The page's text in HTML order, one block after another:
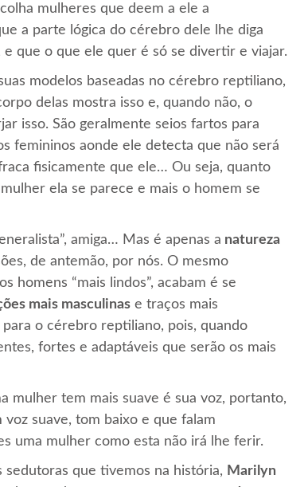
mulheres que deem a ele a
a parte lógica do cérebro dele lhe diga
que o que ele quer é só se divertir e viajar.
modelos baseadas no cérebro reptiliano,
delas mostra isso e, quando não, o
isso. São geralmente seios fartos para
femininos aonde ele detecta que não será
fisicamente que ele… Ou seja, quanto
ela se parece e mais o homem se
amiga… Mas é apenas a natureza
de antemão, por nós. O mesmo
homens “mais lindos”, acabam é se
mais masculinas e traços mais
o cérebro reptiliano, pois, quando
fortes e adaptáveis que serão os mais
mulher tem mais suave é sua voz, portanto,
suave, tom baixo e que falam
uma mulher como esta não irá lhe ferir.
sedutoras que tivemos na história, Marilyn